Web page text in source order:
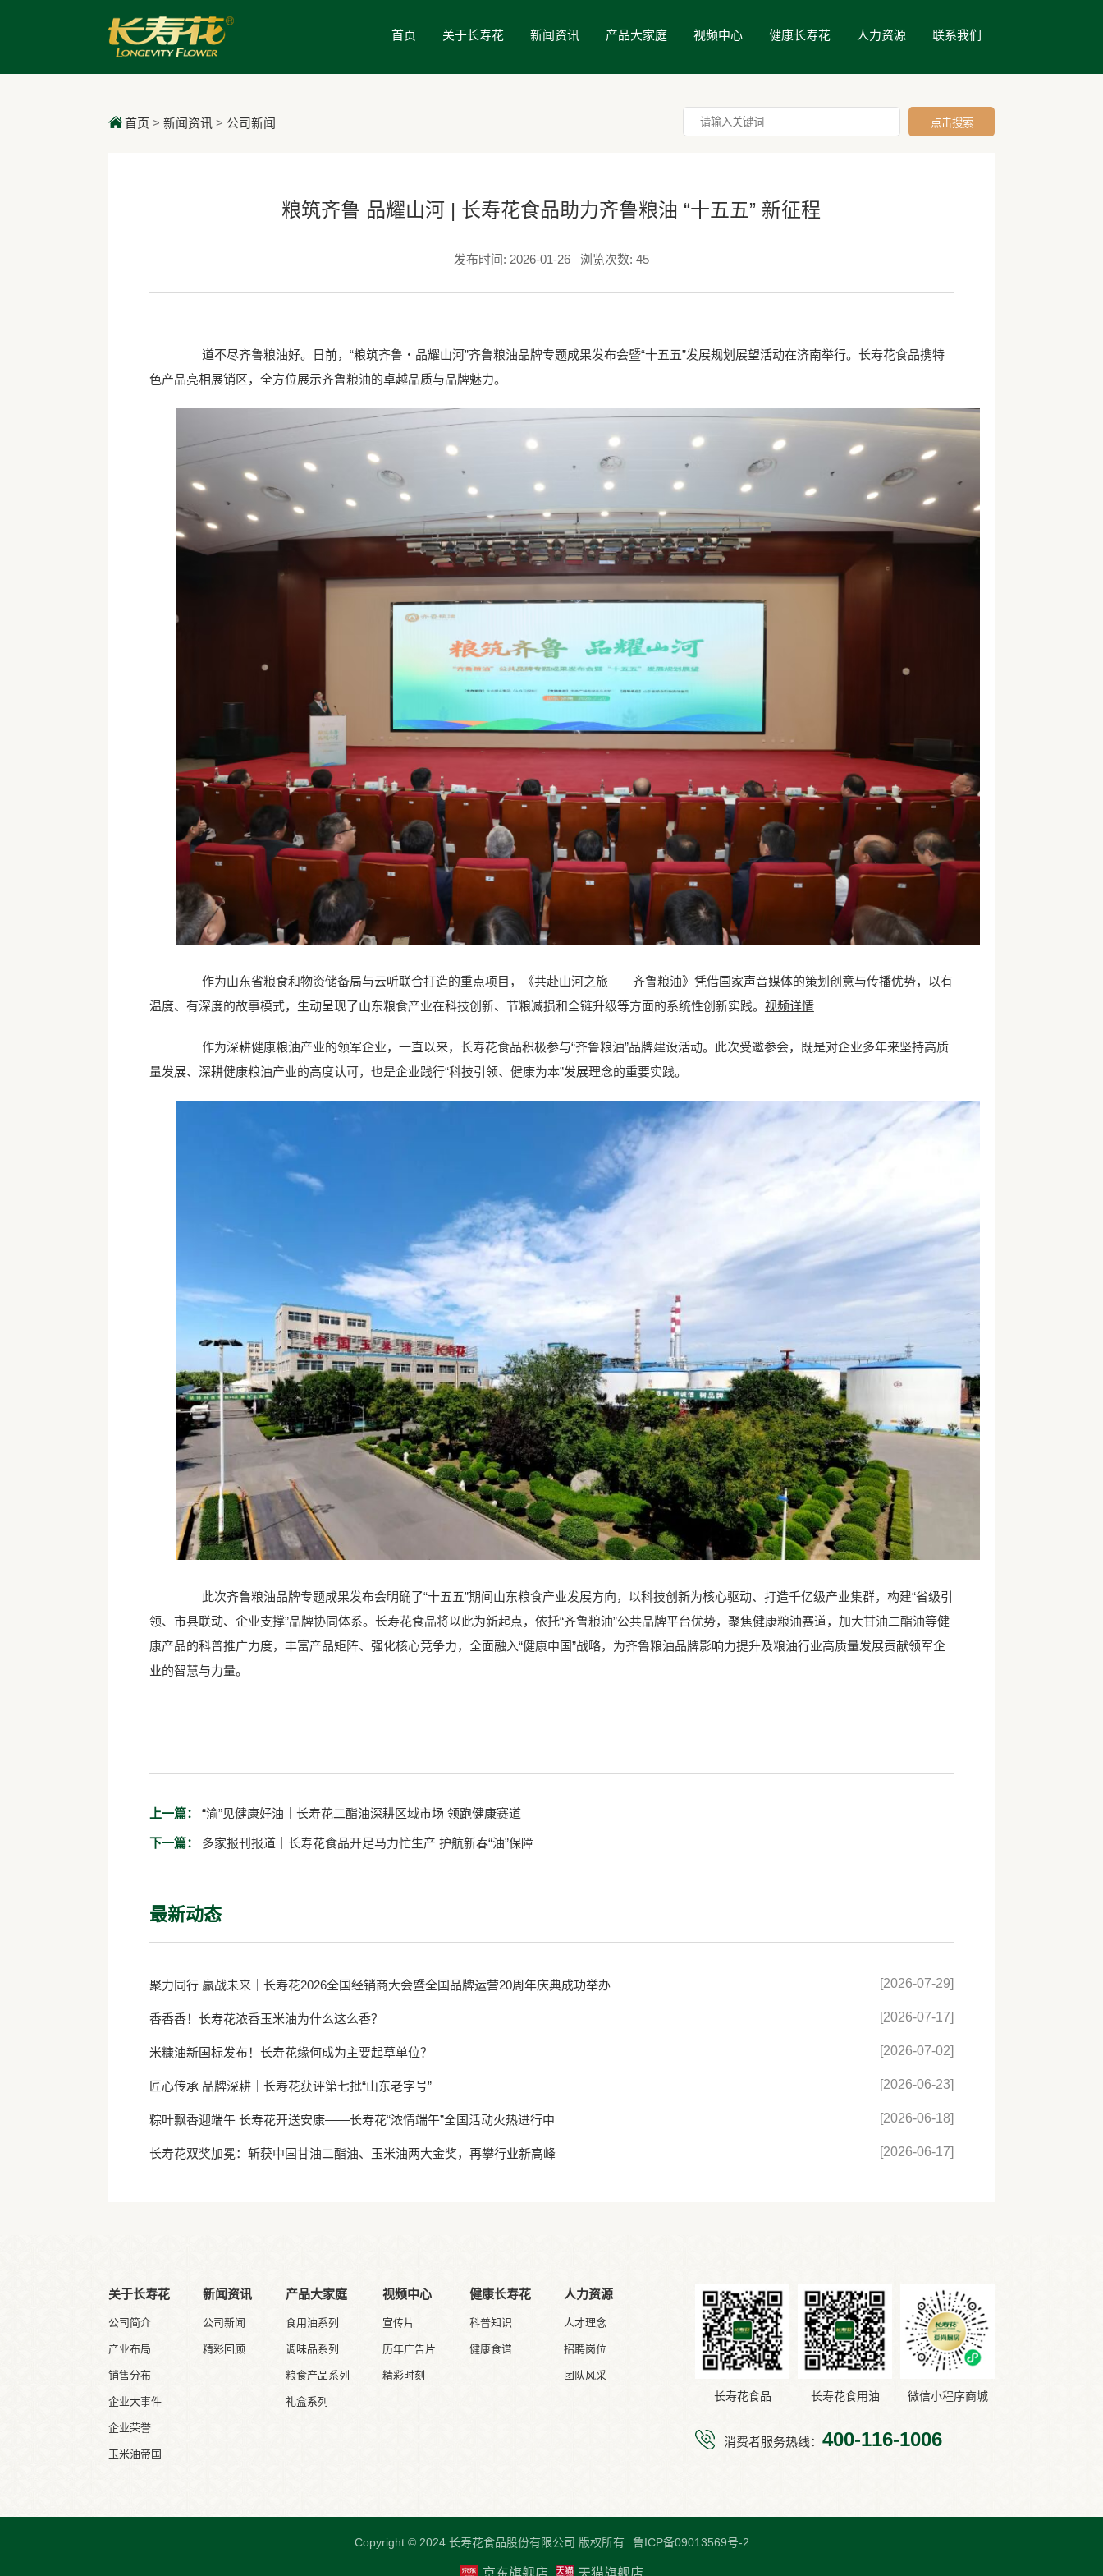
首页 关于长寿花 新闻资讯 产品大家庭 视频中心 健康长寿花 人力资源 联系我们
首页 > 新闻资讯 > 公司新闻
粮筑齐鲁 品耀山河 | 长寿花食品助力齐鲁粮油 “十五五” 新征程
发布时间: 2026-01-26 浏览次数: 45
道不尽齐鲁粮油好。日前，“粮筑齐鲁・品耀山河”齐鲁粮油品牌专题成果发布会暨“十五五”发展规划展望活动在济南举行。长寿花食品携特
色产品亮相展销区，全方位展示齐鲁粮油的卓越品质与品牌魅力。
作为山东省粮食和物资储备局与云听联合打造的重点项目，《共赴山河之旅——齐鲁粮油》凭借国家声音媒体的策划创意与传播优势，以有
温度、有深度的故事模式，生动呈现了山东粮食产业在科技创新、节粮减损和全链升级等方面的系统性创新实践。 视频详情
作为深耕健康粮油产业的领军企业，一直以来，长寿花食品积极参与“齐鲁粮油”品牌建设活动。此次受邀参会，既是对企业多年来坚持高质
量发展、深耕健康粮油产业的高度认可，也是企业践行“科技引领、健康为本”发展理念的重要实践。
此次齐鲁粮油品牌专题成果发布会明确了“十五五”期间山东粮食产业发展方向，以科技创新为核心驱动、打造千亿级产业集群，构建“省级引
领、市县联动、企业支撑”品牌协同体系。长寿花食品将以此为新起点，依托“齐鲁粮油”公共品牌平台优势，聚焦健康粮油赛道，加大甘油二酯油等健
康产品的科普推广力度，丰富产品矩阵、强化核心竞争力，全面融入“健康中国”战略，为齐鲁粮油品牌影响力提升及粮油行业高质量发展贡献领军企
业的智慧与力量。
上一篇： “渝”见健康好油｜长寿花二酯油深耕区域市场 领跑健康赛道
下一篇： 多家报刊报道｜长寿花食品开足马力忙生产 护航新春“油”保障
最新动态
聚力同行 赢战未来｜长寿花2026全国经销商大会暨全国品牌运营20周年庆典成功举办 [2026-07-29]
香香香！长寿花浓香玉米油为什么这么香？ [2026-07-17]
米糠油新国标发布！长寿花缘何成为主要起草单位？ [2026-07-02]
匠心传承 品牌深耕｜长寿花获评第七批“山东老字号” [2026-06-23]
粽叶飘香迎端午 长寿花开送安康——长寿花“浓情端午”全国活动火热进行中 [2026-06-18]
长寿花双奖加冕：斩获中国甘油二酯油、玉米油两大金奖，再攀行业新高峰 [2026-06-17]
关于长寿花
公司简介
产业布局
销售分布
企业大事件
企业荣誉
玉米油帝国
新闻资讯
公司新闻
精彩回顾
产品大家庭
食用油系列
调味品系列
粮食产品系列
礼盒系列
视频中心
宣传片
历年广告片
精彩时刻
健康长寿花
科普知识
健康食谱
人力资源
人才理念
招聘岗位
团队风采
长寿花食品 长寿花食用油 微信小程序商城
消费者服务热线：400-116-1006
Copyright © 2024 长寿花食品股份有限公司 版权所有 鲁ICP备09013569号-2
京东旗舰店 天猫旗舰店